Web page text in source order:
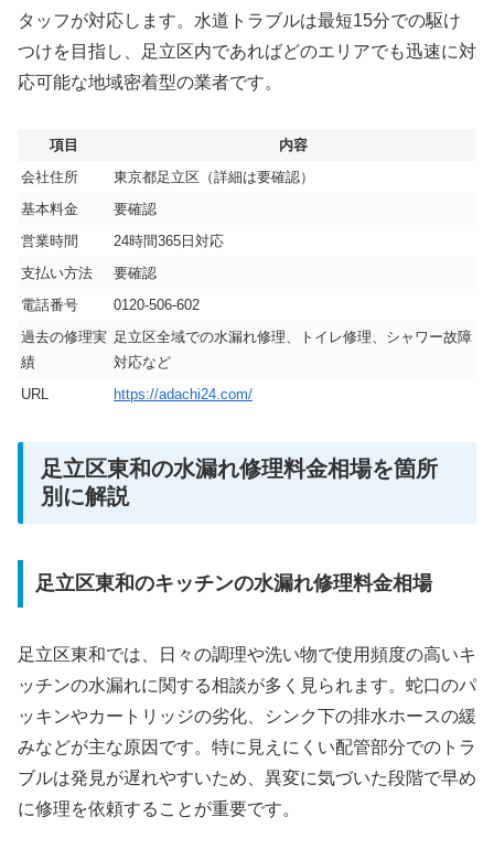
タッフが対応します。水道トラブルは最短15分での駆け
つけを目指し、足立区内であればどのエリアでも迅速に対
応可能な地域密着型の業者です。
項目
内容
会社住所
東京都足立区（詳細は要確認）
基本料金
要確認
営業時間
24時間365日対応
支払い方法
要確認
電話番号
0120-506-602
過去の修理実
績
足立区全域での水漏れ修理、トイレ修理、シャワー故障
対応など
URL
https://adachi24.com/
足立区東和の水漏れ修理料金相場を箇所
別に解説
足立区東和のキッチンの水漏れ修理料金相場
足立区東和では、日々の調理や洗い物で使用頻度の高いキ
ッチンの水漏れに関する相談が多く見られます。蛇口のパ
ッキンやカートリッジの劣化、シンク下の排水ホースの緩
みなどが主な原因です。特に見えにくい配管部分でのトラ
ブルは発見が遅れやすいため、異変に気づいた段階で早め
に修理を依頼することが重要です。